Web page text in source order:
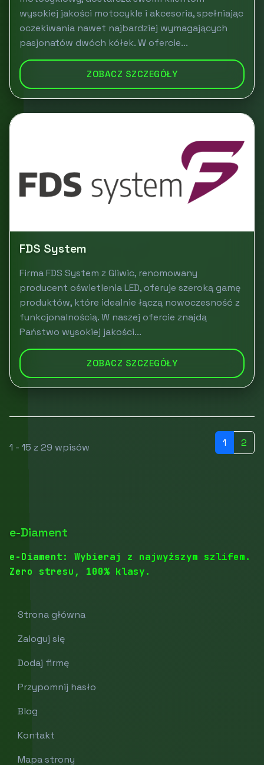
wysokiej jakości motocykle i akcesoria, spełniając
oczekiwania nawet najbardziej wymagających
pasjonatów dwóch kółek. W ofercie...
ZOBACZ SZCZEGÓŁY
FDS System
Firma FDS System z Gliwic, renomowany
producent oświetlenia LED, oferuje szeroką gamę
produktów, które idealnie łączą nowoczesność z
funkcjonalnością. W naszej ofercie znajdą
Państwo wysokiej jakości...
ZOBACZ SZCZEGÓŁY
1 - 15 z 29 wpisów 1 2
e-Diament
e-Diament: Wybieraj z najwyższym szlifem.
Zero stresu, 100% klasy.
Strona główna
Zaloguj się
Dodaj firmę
Przypomnij hasło
Blog
Kontakt
Mapa strony